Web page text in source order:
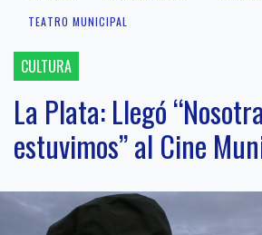
TEATRO MUNICIPAL
CULTURA
La Plata: Llegó
estuvimos” al Cine